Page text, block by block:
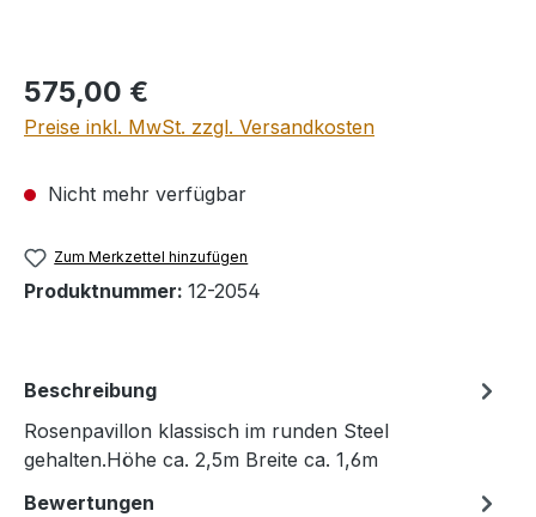
Regulärer Preis:
575,00 €
Preise inkl. MwSt. zzgl. Versandkosten
Nicht mehr verfügbar
Zum Merkzettel hinzufügen
Produktnummer: 12-2054
Beschreibung
Rosenpavillon klassisch im runden Steel
gehalten.Höhe ca. 2,5m Breite ca. 1,6m
Bewertungen